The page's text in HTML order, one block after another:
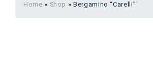
Home » Shop »Bergamino “Carelli”